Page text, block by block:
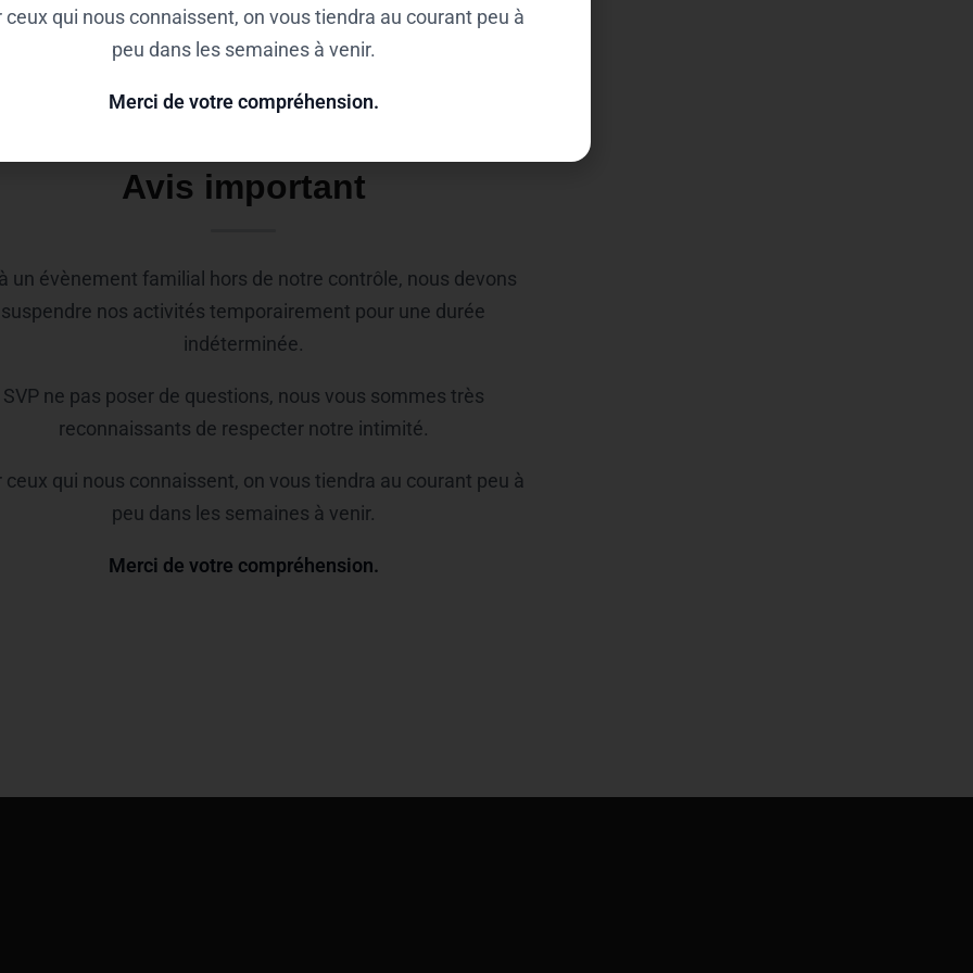
AVIS IMPORTANT
Avis important
un évènement familial hors de notre contrôle, nous devons
suspendre nos activités temporairement pour une durée
indéterminée.
SVP ne pas poser de questions, nous vous sommes très
reconnaissants de respecter notre intimité.
ceux qui nous connaissent, on vous tiendra au courant peu à
peu dans les semaines à venir.
Merci de votre compréhension.
ceux qui nous connaissent, on vous tiendra au courant peu à
peu dans les semaines à venir.
Merci de votre compréhension.